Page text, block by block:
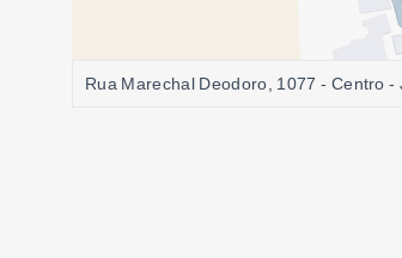
Rua Marechal Deodoro, 1077 - Centro